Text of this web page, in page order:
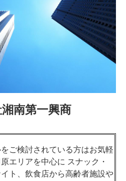
南第一興商
ご検討されている方はお気軽
エリアを中心に スナック・
ト、飲食店から高齢者施設や